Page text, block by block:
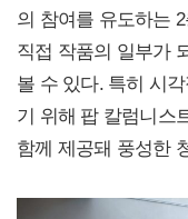
의 참여를 유도하는
직접 작품의 일부가
볼 수 있다. 특히 시
기 위해 팝 칼럼니스
함께 제공돼 풍성한